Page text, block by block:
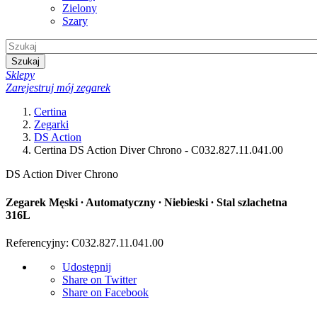
Zielony
Szary
Szukaj
Sklepy
Zarejestruj mój zegarek
Certina
Zegarki
DS Action
Certina DS Action Diver Chrono - C032.827.11.041.00
DS Action Diver Chrono
Zegarek Męski ∙ Automatyczny ∙ Niebieski ∙ Stal szlachetna
316L
Referencyjny: C032.827.11.041.00
Udostępnij
Share on Twitter
Share on Facebook